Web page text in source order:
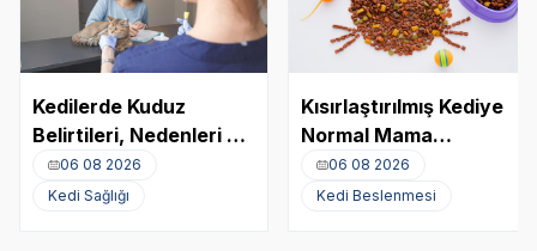
Kedilerde Kuduz
Belirtileri, Nedenleri ve
Tedavi Yöntemleri
06 08 2026
Kedi Sağlığı
Kısırlaştırılmış Kediye
Normal Mama
Yedirmek Zararlı mı?
06 08 2026
Kedi Beslenmesi